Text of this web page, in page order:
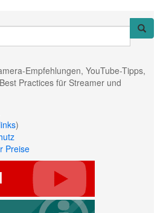
Empfehlungen, YouTube-Tipps,
Practices für Streamer und
)
Preise